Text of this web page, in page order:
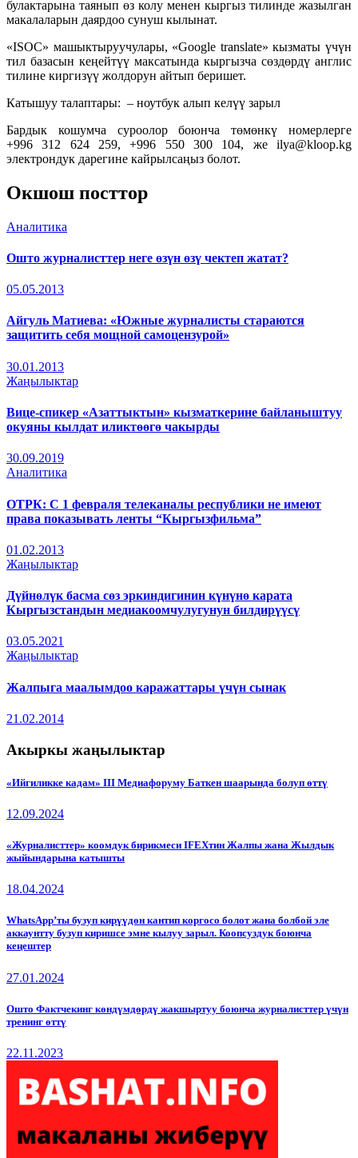
булактарына таянып өз колу менен кыргыз тилинде жазылган
макалаларын даярдоо сунуш кылынат.
«ISOC» машыктыруучулары, «Google translate» кызматы үчүн
тил базасын кеңейтүү максатында кыргызча сөздөрдү англис
тилине киргизүү жолдорун айтып беришет.
Катышуу талаптары: – ноутбук алып келүү зарыл
Бардык кошумча суроолор боюнча төмөнкү номерлерге
+996 312 624 259, +996 550 300 104, же ilya@kloop.kg
электрондук дарегине кайрылсаңыз болот.
Окшош посттор
Аналитика
Ошто журналисттер неге өзүн өзү чектеп жатат?
05.05.2013
Айгуль Матиева: «Южные журналисты стараются
защитить себя мощной самоцензурой»
30.01.2013
Жаңылыктар
Вице-спикер «Азаттыктын» кызматкерине байланыштуу
окуяны кылдат иликтөөгө чакырды
30.09.2019
Аналитика
ОТРК: С 1 февраля телеканалы республики не имеют
права показывать ленты “Кыргызфильма”
01.02.2013
Жаңылыктар
Дүйнөлүк басма сөз эркиндигинин күнүнө карата
Кыргызстандын медиакоомчулугунун билдирүүсү
03.05.2021
Жаңылыктар
Жалпыга маалымдоо каражаттары үчүн сынак
21.02.2014
Акыркы жаңылыктар
«Ийгиликке кадам» III Медиафоруму Баткен шаарында болуп өттү
12.09.2024
«Журналисттер» коомдук бирикмеси IFEXтин Жалпы жана Жылдык
жыйындарына катышты
18.04.2024
WhatsApp’ты бузуп кирүүдөн кантип коргосо болот жана болбой эле
аккаунтту бузуп киришсе эмне кылуу зарыл. Коопсуздук боюнча
кеңештер
27.01.2024
Ошто Фактчекинг көндүмдөрдү жакшыртуу боюнча журналисттер үчүн
тренинг өттү
22.11.2023